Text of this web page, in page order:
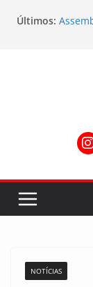
Últimos:
NOTÍCIAS